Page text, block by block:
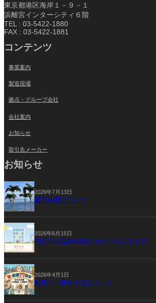
東京都港区海岸１－９－１
浜離宮インターシティ６階
TEL : 03-5422-1880
FAX : 03-5422-1881
コンテンツ
事業案内
製造現場
拠点・グループ会社
会社案内
お知らせ
取引先メーカー
お知らせ
2026年7月13日
夏季休暇について
2026年6月15日
7月1日は臨時休業させていただきます
2026年4月1日
創業７７周年を迎えました